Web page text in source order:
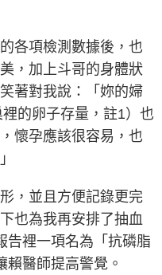
各項檢測數據後，也
，加上斗哥的身體狀
著對我說：「妳的婦
的卵子存量，註1）也
懷孕應該很容易，也
，並且方便記錄更完
也為我再安排了抽血
告裡一項名為「抗磷脂
醫師提高警覺。